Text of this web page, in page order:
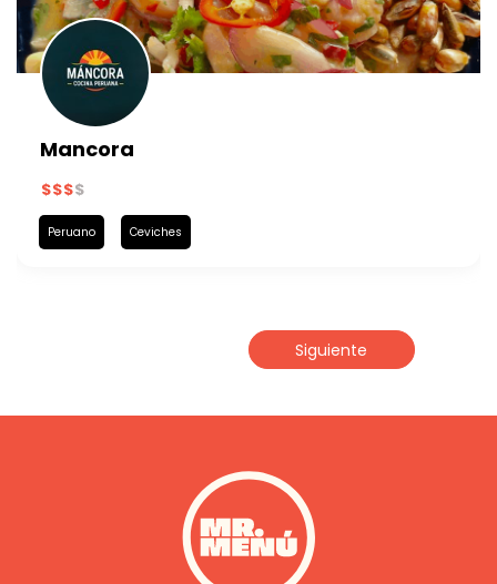
Mancora
Peruano Ceviches
Siguiente